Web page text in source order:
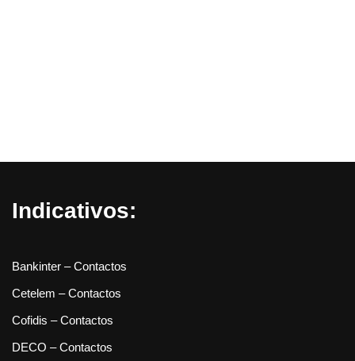
Indicativos:
Bankinter – Contactos
Cetelem – Contactos
Cofidis – Contactos
DECO – Contactos